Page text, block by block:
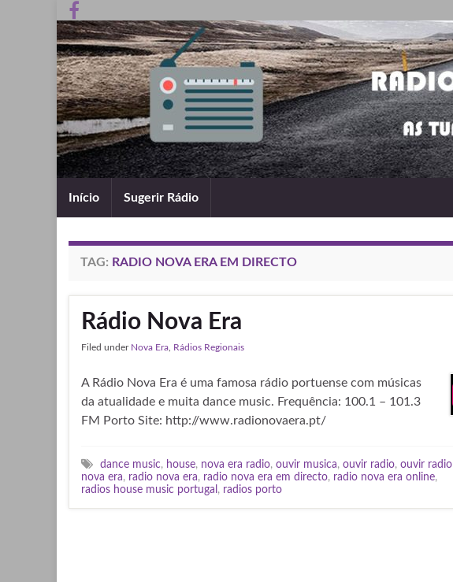
Início Sugerir Rádio
TAG: RADIO NOVA ERA EM DIRECTO
Rádio Nova Era
Filed under Nova Era Rádios Regionais
A Rádio Nova Era é uma famosa rádio portuense com músicas
da atualidade e muita dance music. Frequência: 100.1 – 101.3
FM Porto Site: http://www.radionovaera.pt/
dance music, house, nova era radio, ouvir musica, ouvir radio, ouvir radio
nova era, radio nova era, radio nova era em directo, radio nova era online,
radios house music portugal , radios porto